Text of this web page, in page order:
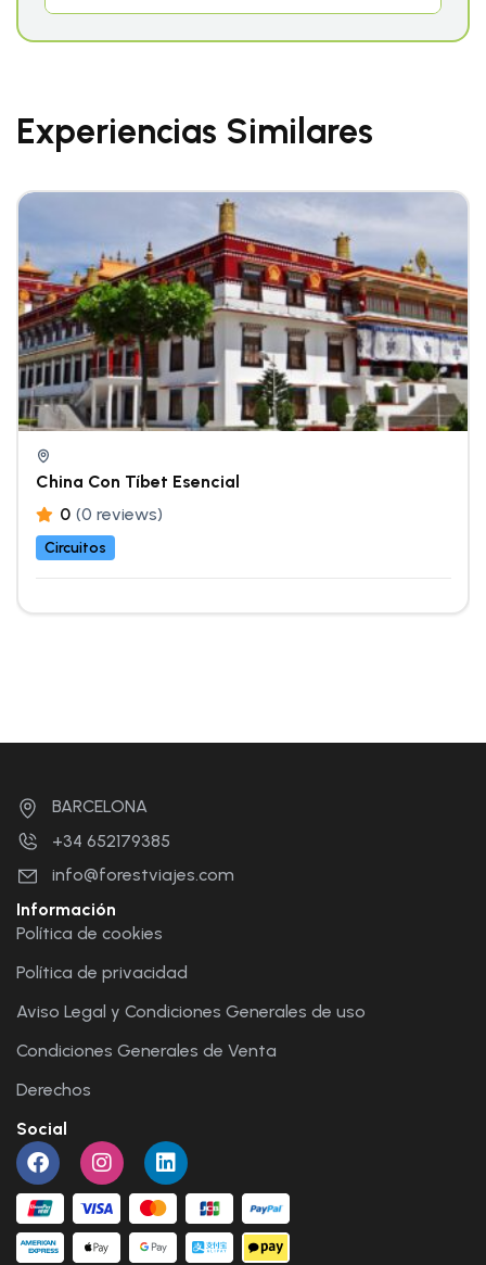
Experiencias Similares
China Con Tíbet Esencial
0 (0 reviews)
Circuitos
BARCELONA
+34 652179385
info@forestviajes.com
Información
Política de cookies
Política de privacidad
Aviso Legal y Condiciones Generales de uso
Condiciones Generales de Venta
Derechos
Social